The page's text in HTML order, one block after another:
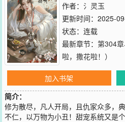
作者： 氵灵玉
更新时间：2025-
状态：连载
最新章节： 第304
啦，撒花啦！）
加入书架
简介：
修为散尽，凡人开局，且仇家众多，
不仁，以万物为小丑！甜宠系统又是